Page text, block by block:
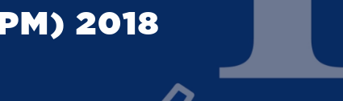
2018